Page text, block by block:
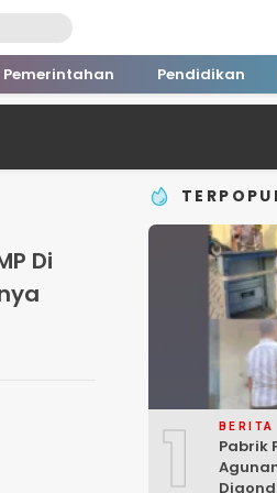
Pemerintahan Pendidikan
Di
1 BERITA
Pabrik